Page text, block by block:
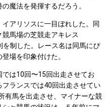
魔法を発揮するだろう。
アリソスに一目ぼれした。同
馬場の芝競走アキレス
制した。レース名は同馬にぴ
場を印象付けた。
は10回〜15回出走させてお
ランスでは40回出走させてい
有馬を出走させ、マイナーな競